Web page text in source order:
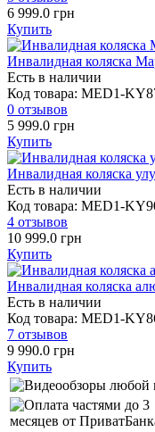
6 999.0 грн
Купить
Инвалидная коляска
Есть в наличии
Код товара: MED1-
0 отзывов
5 999.0 грн
Купить
Инвалидная коляска
Есть в наличии
Код товара: MED1-
4 отзывов
10 999.0 грн
Купить
Инвалидная коляска
Есть в наличии
Код товара: MED1-
7 отзывов
9 990.0 грн
Купить